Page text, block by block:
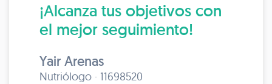
¡Alcanza tus objetivos con
el mejor seguimiento!
Yair Arenas
Nutriólogo · 11698520